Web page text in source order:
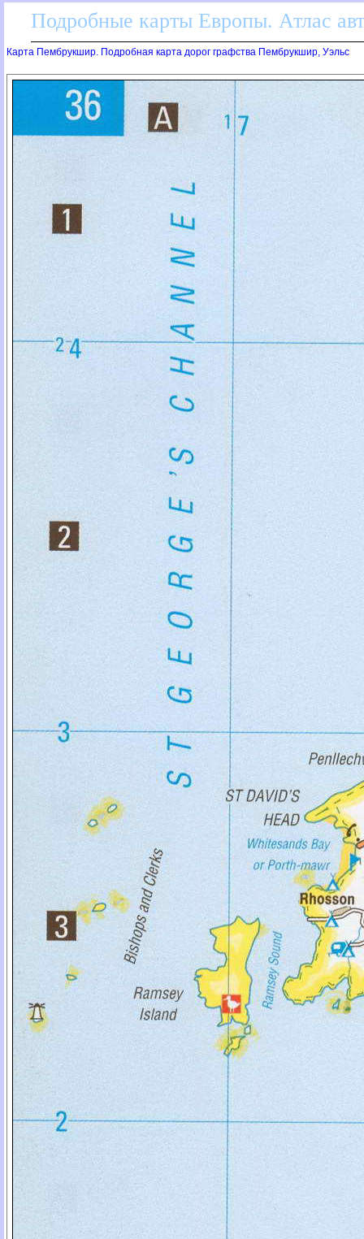
Подробные карты Европы. Атлас
Карта Пембрукшир. Подробная карта дорог графства Пембрукшир, Уэльс